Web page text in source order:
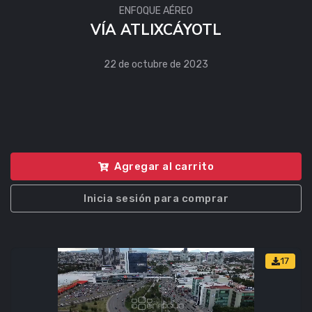
ENFOQUE AÉREO
VÍA ATLIXCÁYOTL
22 de octubre de 2023
Agregar al carrito
Inicia sesión para comprar
17